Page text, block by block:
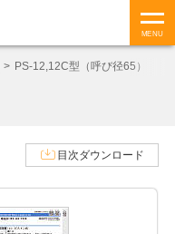
MENU
PS-12,12C型（呼び径65）
目次ダウンロード